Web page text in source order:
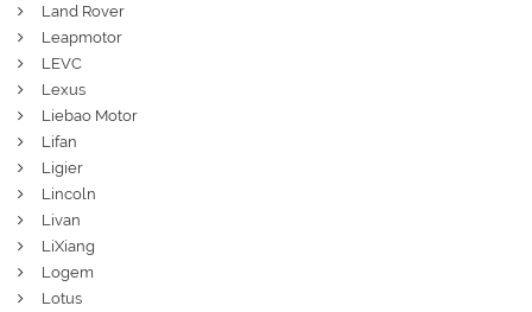
Land Rover
Leapmotor
LEVC
Lexus
Liebao Motor
Lifan
Ligier
Lincoln
Livan
LiXiang
Logem
Lotus